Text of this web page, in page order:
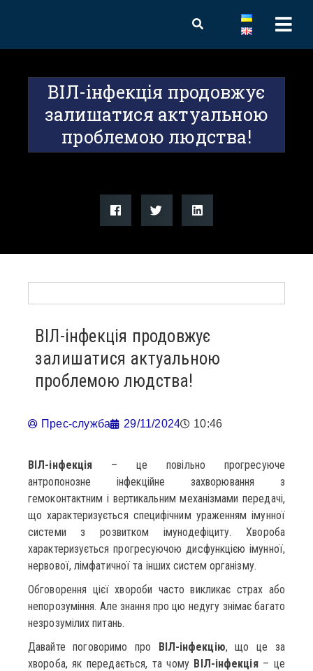
ВІЛ-інфекція продовжує
залишатися актуальною
проблемою людства!
ВІЛ-інфекція продовжує
залишатися актуальною
проблемою людства!
Прес-служба 29/11/2024 10:46
ВІЛ-інфекція – це повільно прогресуюче
антропонозне інфекційне захворювання з
гемоконтактним і вертикальним механізмами передачі,
що характеризується специфічним ураженням імунної
системи з розвитком імунодефіциту. Хвороба
характеризується прогресуючою дисфункцією імунної,
нервової, лімфатичної та інших систем організму.
Обговорення цієї хвороби часто викликає страх або
непорозуміння. Але знання про цю недугу знімає багато
незрозумілих питань.
Давайте поговоримо про ВІЛ-інфекцію, що це за
хвороба, як передається, та чому ВІЛ-інфекція – це